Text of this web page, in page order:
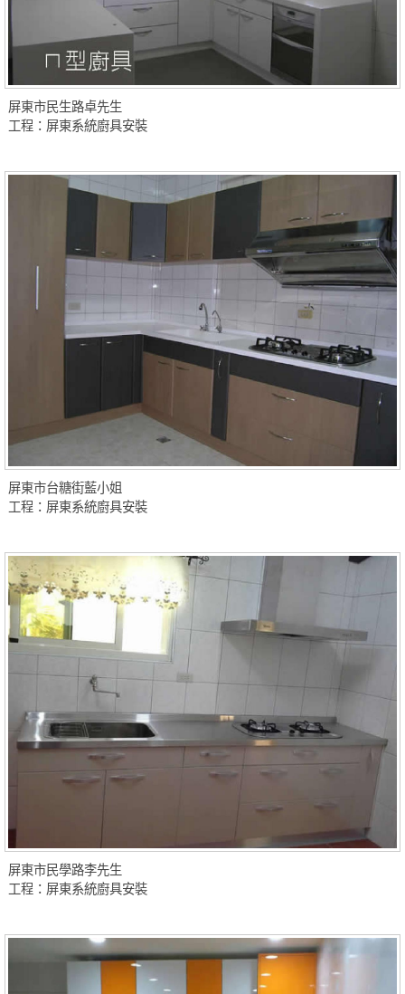
屏東市民生路卓先生
工程：屏東系統廚具安裝
屏東市台糖街藍小姐
工程：屏東系統廚具安裝
屏東市民學路李先生
工程：屏東系統廚具安裝